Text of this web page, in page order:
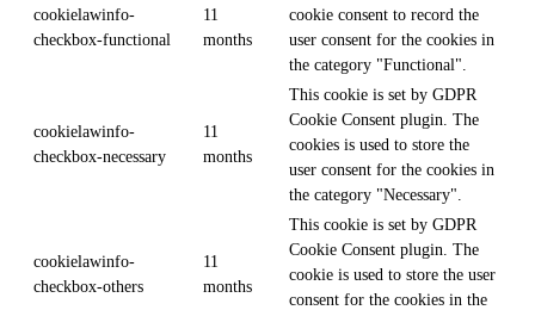
cookielawinfo-
checkbox-functional
11
months
cookie consent to record the
user consent for the cookies in
the category "Functional".
cookielawinfo-
checkbox-necessary
11
months
This cookie is set by GDPR
Cookie Consent plugin. The
cookies is used to store the
user consent for the cookies in
the category "Necessary".
cookielawinfo-
checkbox-others
11
months
This cookie is set by GDPR
Cookie Consent plugin. The
cookie is used to store the user
consent for the cookies in the